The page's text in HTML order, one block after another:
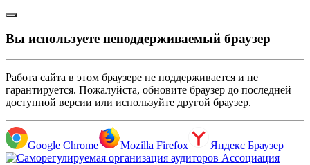
Вы используете неподдерживаемый браузер
Работа сайта в этом браузере не поддерживается и не
гарантируется. Пожалуйста, обновите браузер до последней
доступной версии или используйте другой браузер.
Google Chrome Mozilla Firefox Яндекс Браузер